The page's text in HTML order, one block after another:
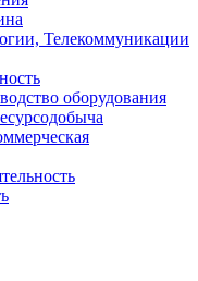
Телекоммуникации
оборудования